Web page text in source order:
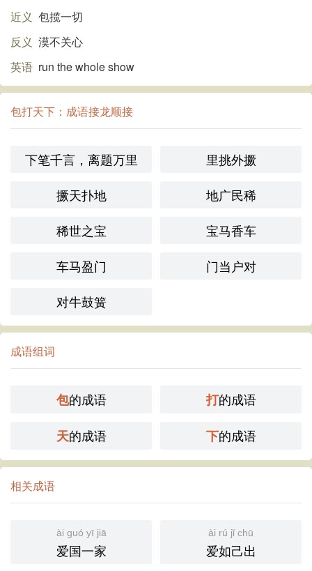
近义 包揽一切
反义 漠不关心
英语 run the whole show
包打天下：成语接龙顺接
下笔千言，离题万里
里挑外撅
撅天扑地
地广民稀
稀世之宝
宝马香车
车马盈门
门当户对
对牛鼓簧
成语组词
包的成语 打的成语
天的成语 下的成语
相关成语
ài guó yī jiā
爱国一家
ài rú jǐ chū
爱如己出